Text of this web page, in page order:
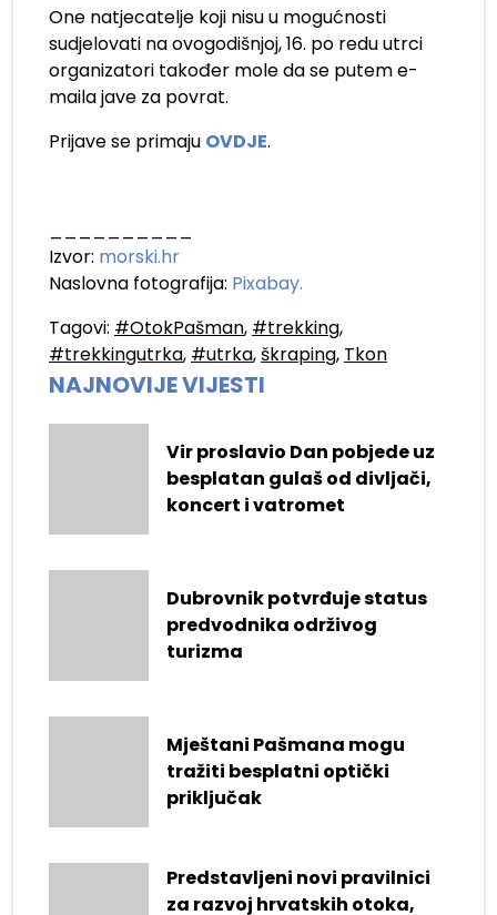
One natjecatelje koji nisu u mogućnosti
sudjelovati na ovogodišnjoj, 16. po redu utrci
organizatori također mole da se putem e-
maila jave za povrat.
Prijave se primaju OVDJE.
Izvor: morski.hr
Naslovna fotografija: Pixabay.
Tagovi: #OtokPašman, #trekking,
#trekkingutrka, #utrka,škraping, Tkon
NAJNOVIJE VIJESTI
Vir proslavio Dan pobjede uz
besplatan gulaš od divljači,
koncert i vatromet
Dubrovnik potvrđuje status
predvodnika održivog
turizma
Mještani Pašmana mogu
tražiti besplatni optički
priključak
Predstavljeni novi pravilnici
za razvoj hrvatskih otoka,